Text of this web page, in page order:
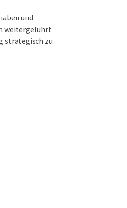
und
weitergeführt
strategisch zu